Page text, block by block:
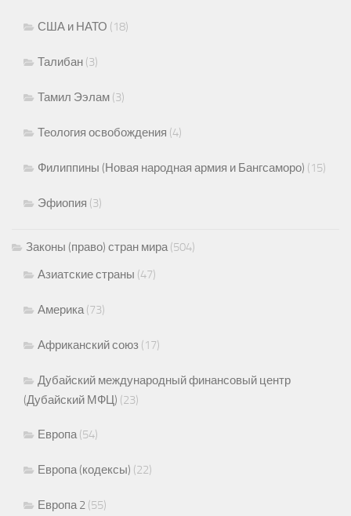
США и НАТО (18)
Талибан (3)
Тамил Ээлам (3)
Теология освобождения (4)
Филиппины (Новая народная армия и Бангсаморо) (15)
Эфиопия (3)
Законы (право) стран мира(504)
Азиатские страны (47)
Америка(73)
Африканский союз (17)
Дубайский международный финансовый центр
(Дубайский МФЦ) (23)
Европа(54)
Европа (кодексы) (22)
Европа 2 (55)